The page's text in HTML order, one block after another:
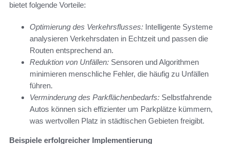
bietet folgende Vorteile:
Optimierung des Verkehrsflusses: Intelligente Systeme
analysieren Verkehrsdaten in Echtzeit und passen die
Routen entsprechend an.
Reduktion von Unfällen: Sensoren und Algorithmen
minimieren menschliche Fehler, die häufig zu Unfällen
führen.
Verminderung des Parkflächenbedarfs: Selbstfahrende
Autos können sich effizienter um Parkplätze kümmern,
was wertvollen Platz in städtischen Gebieten freigibt.
Beispiele erfolgreicher Implementierung